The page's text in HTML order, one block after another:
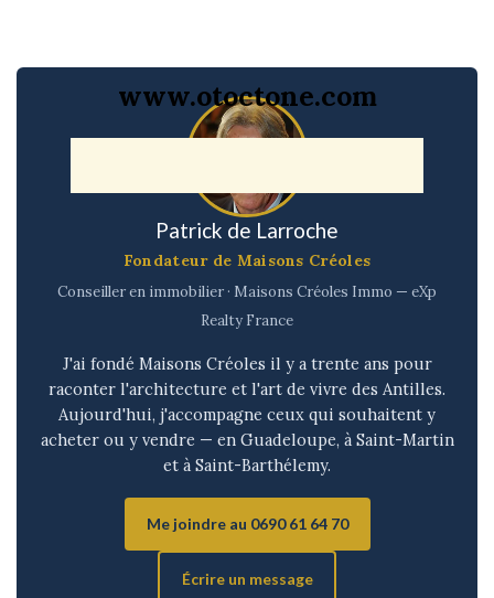
www.otoctone.com
Patrick de Larroche
Fondateur de Maisons Créoles
Conseiller en immobilier · Maisons Créoles Immo — eXp
Realty France
J'ai fondé Maisons Créoles il y a trente ans pour
raconter l'architecture et l'art de vivre des Antilles.
Aujourd'hui, j'accompagne ceux qui souhaitent y
acheter ou y vendre — en Guadeloupe, à Saint-Martin
et à Saint-Barthélemy.
Me joindre au 0690 61 64 70
Écrire un message